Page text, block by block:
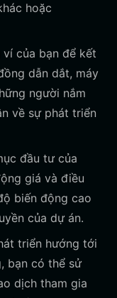
hoặc
ví của bạn để kết
dẫn dắt, máy
người nắm
về sự phát triển
đầu tư của
giá và điều
biến động cao
của dự án.
triển hướng tới
bạn có thể sử
dịch tham gia